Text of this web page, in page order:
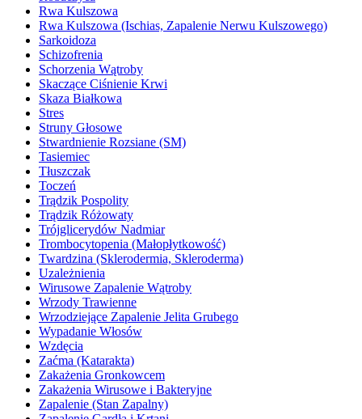
Rwa Kulszowa
Rwa Kulszowa (Ischias, Zapalenie Nerwu Kulszowego)
Sarkoidoza
Schizofrenia
Schorzenia Wątroby
Skaczące Ciśnienie Krwi
Skaza Białkowa
Stres
Struny Głosowe
Stwardnienie Rozsiane (SM)
Tasiemiec
Tłuszczak
Toczeń
Trądzik Pospolity
Trądzik Różowaty
Trójglicerydów Nadmiar
Trombocytopenia (Małopłytkowość)
Twardzina (Sklerodermia, Skleroderma)
Uzależnienia
Wirusowe Zapalenie Wątroby
Wrzody Trawienne
Wrzodziejące Zapalenie Jelita Grubego
Wypadanie Włosów
Wzdęcia
Zaćma (Katarakta)
Zakażenia Gronkowcem
Zakażenia Wirusowe i Bakteryjne
Zapalenie (Stan Zapalny)